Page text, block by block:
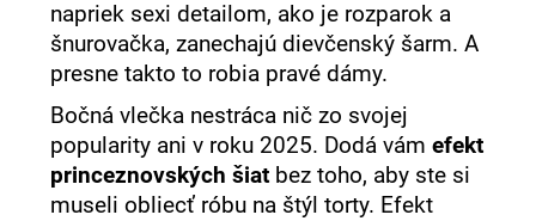
napriek sexi detailom, ako je rozparok a
šnurovačka, zanechajú dievčenský šarm. A
presne takto to robia pravé dámy.
Bočná vlečka nestráca nič zo svojej
popularity ani v roku 2025. Dodá vámefekt
princeznovských šiat bez toho, aby ste si
museli obliecť róbu na štýl torty. Efekt